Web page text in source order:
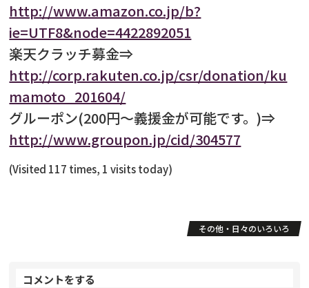
http://www.amazon.co.jp/b?
ie=UTF8&node=4422892051
楽天クラッチ募金⇒
http://corp.rakuten.co.jp/csr/donation/ku
mamoto_201604/
グルーポン(200円～義援金が可能です。)⇒
http://www.groupon.jp/cid/304577
(Visited 117 times, 1 visits today)
その他・日々のいろいろ
コメントをする